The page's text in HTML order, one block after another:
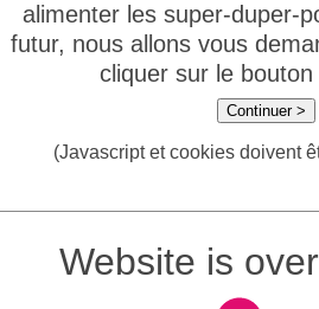
alimenter les super-duper-
futur, nous allons vous
cliquer sur le
Continuer >
(Javascript et cookies doivent
Website is